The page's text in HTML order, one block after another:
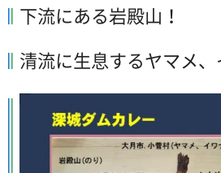
下流にある岩殿山！
清流に生息するヤマメ、